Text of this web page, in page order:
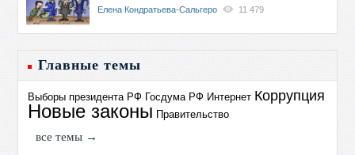
Елена Кондратьева-Сальгеро 11 479
Главные темы
Выборы президента РФ Госдума РФ Интернет Коррупция
Новые законы Правительство
все темы →